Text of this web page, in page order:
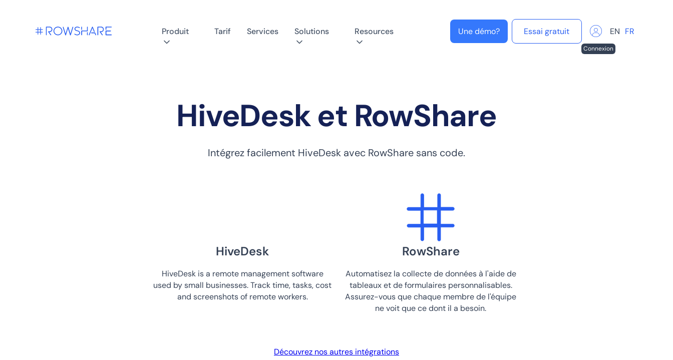
Produit Tarif Services Solutions Resources Une démo? Essai gratuit
Connexion
EN FR
HiveDesk et RowShare
Intégrez facilement HiveDesk avec RowShare sans code.
HiveDesk
HiveDesk is a remote management software
used by small businesses. Track time, tasks, cost
and screenshots of remote workers.
RowShare
Automatisez la collecte de données à l'aide de
tableaux et de formulaires personnalisables.
Assurez-vous que chaque membre de l'équipe
ne voit que ce dont il a besoin.
Découvrez nos autres intégrations